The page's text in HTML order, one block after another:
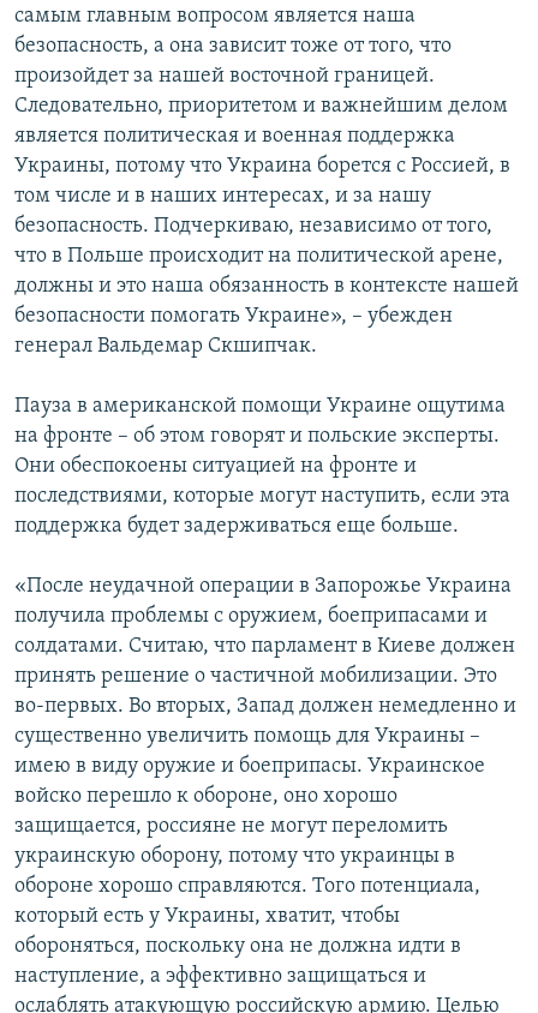
самым главным вопросом является наша
безопасность, а она зависит тоже от того, что
произойдет за нашей восточной границей.
Следовательно, приоритетом и важнейшим делом
является политическая и военная поддержка
Украины, потому что Украина борется с Россией, в
том числе и в наших интересах, и за нашу
безопасность. Подчеркиваю, независимо от того,
что в Польше происходит на политической арене,
должны и это наша обязанность в контексте нашей
безопасности помогать Украине», – убежден
генерал Вальдемар Скшипчак.
Пауза в американской помощи Украине ощутима
на фронте – об этом говорят и польские эксперты.
Они обеспокоены ситуацией на фронте и
последствиями, которые могут наступить, если эта
поддержка будет задерживаться еще больше.
«После неудачной операции в Запорожье Украина
получила проблемы с оружием, боеприпасами и
солдатами. Считаю, что парламент в Киеве должен
принять решение о частичной мобилизации. Это
во-первых. Во вторых, Запад должен немедленно и
существенно увеличить помощь для Украины –
имею в виду оружие и боеприпасы. Украинское
войско перешло к обороне, оно хорошо
защищается, россияне не могут переломить
украинскую оборону, потому что украинцы в
обороне хорошо справляются. Того потенциала,
который есть у Украины, хватит, чтобы
обороняться, поскольку она не должна идти в
наступление, а эффективно защищаться и
ослаблять атакующую российскую армию. Целью